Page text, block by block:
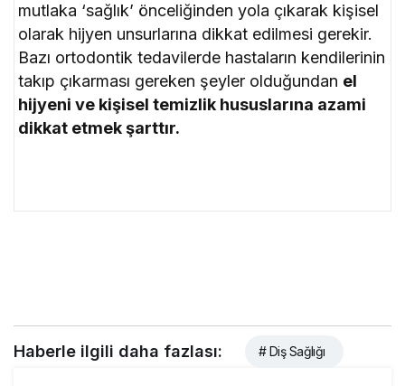
mutlaka ‘sağlık’ önceliğinden yola çıkarak kişisel
olarak hijyen unsurlarına dikkat edilmesi gerekir.
Bazı ortodontik tedavilerde hastaların kendilerinin
takıp çıkarması gereken şeyler olduğundan el
hijyeni ve kişisel temizlik hususlarına azami
dikkat etmek şarttır.
Haberle ilgili daha fazlası: # Diş Sağlığı